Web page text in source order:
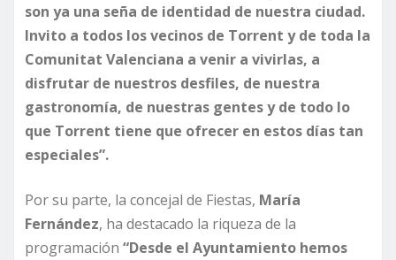
son ya una seña de identidad de nuestra ciudad.
Invito a todos los vecinos de Torrent y de toda la
Comunitat Valenciana a venir a vivirlas, a
disfrutar de nuestros desfiles, de nuestra
gastronomía, de nuestras gentes y de todo lo
que Torrent tiene que ofrecer en estos días tan
especiales”.
Por su parte, la concejal de Fiestas, María
Fernández, ha destacado la riqueza de la
programación “Desde el Ayuntamiento hemos